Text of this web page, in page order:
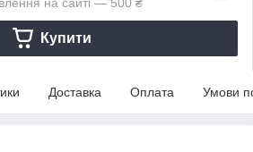
Купити
Доставка Оплата Умови